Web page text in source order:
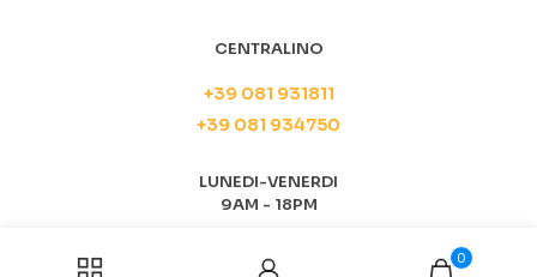
CENTRALINO
+39 081 931811
+39 081 934750
LUNEDI-VENERDI
9AM - 18PM
0